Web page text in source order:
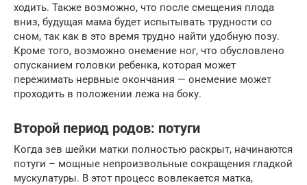
ходить. Также возможно, что после смещения плода
вниз, будущая мама будет испытывать трудности со
сном, так как в это время трудно найти удобную позу.
Кроме того, возможно онемение ног, что обусловлено
опусканием головки ребенка, которая может
пережимать нервные окончания — онемение может
проходить в положении лежа на боку.
Второй период родов: потуги
Когда зев шейки матки полностью раскрыт, начинаются
потуги – мощные непроизвольные сокращения гладкой
мускулатуры. В этот процесс вовлекается матка,